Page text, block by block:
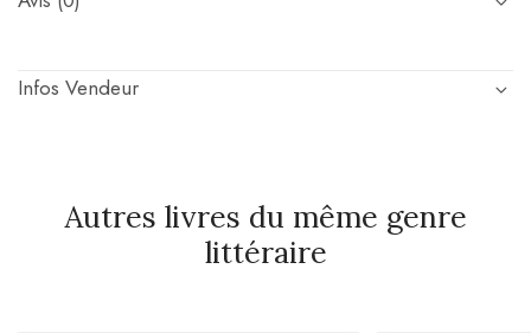
Infos Vendeur
Autres livres du même genre
littéraire